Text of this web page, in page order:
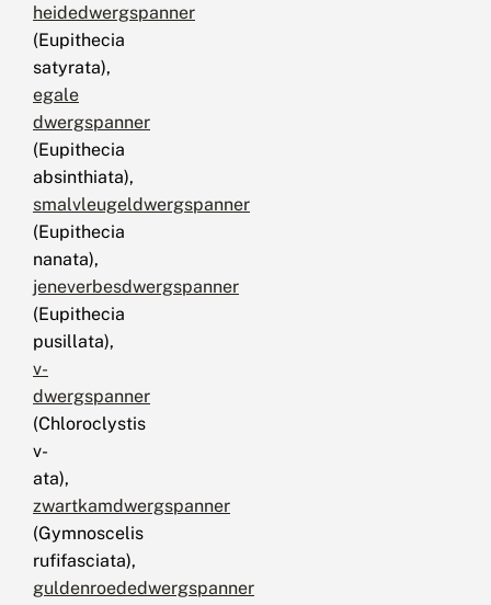
heidedwergspanner
(Eupithecia
satyrata),
egale
dwergspanner
(Eupithecia
absinthiata),
smalvleugeldwergspanner
(Eupithecia
nanata),
jeneverbesdwergspanner
(Eupithecia
pusillata),
v-
dwergspanner
(Chloroclystis
v-
ata),
zwartkamdwergspanner
(Gymnoscelis
rufifasciata),
guldenroededwergspanner